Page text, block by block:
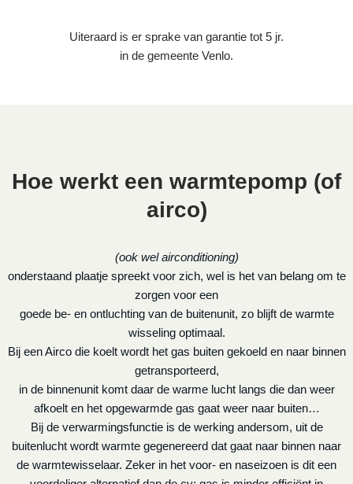
Uiteraard is er sprake van garantie tot 5 jr.
in de gemeente Venlo.
Hoe werkt een warmtepomp (of
airco)
(ook wel airconditioning)
onderstaand plaatje spreekt voor zich, wel is het van belang om te
zorgen voor een
goede be- en ontluchting van de buitenunit, zo blijft de warmte
wisseling optimaal.
Bij een Airco die koelt wordt het gas buiten gekoeld en naar binnen
getransporteerd,
in de binnenunit komt daar de warme lucht langs die dan weer
afkoelt en het opgewarmde gas gaat weer naar buiten…
Bij de verwarmingsfunctie is de werking andersom, uit de
buitenlucht wordt warmte gegenereerd dat gaat naar binnen naar
de warmtewisselaar. Zeker in het voor- en naseizoen is dit een